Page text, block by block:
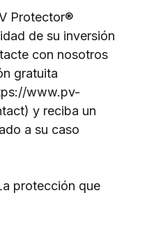
Protector®
de su inversión
con nosotros
gratuita
www.pv-
y reciba un
a su caso
protección que